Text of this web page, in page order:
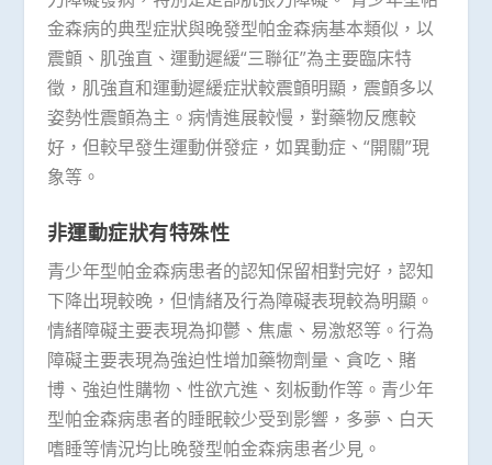
金森病的典型症狀與晚發型帕金森病基本類似，以
震顫、肌強直、運動遲緩“三聯征”為主要臨床特
徵，肌強直和運動遲緩症狀較震顫明顯，震顫多以
姿勢性震顫為主。病情進展較慢，對藥物反應較
好，但較早發生運動併發症，如異動症、“開關”現
象等。
非運動症狀有特殊性
青少年型帕金森病患者的認知保留相對完好，認知
下降出現較晚，但情緒及行為障礙表現較為明顯。
情緒障礙主要表現為抑鬱、焦慮、易激怒等。行為
障礙主要表現為強迫性增加藥物劑量、貪吃、賭
博、強迫性購物、性欲亢進、刻板動作等。青少年
型帕金森病患者的睡眠較少受到影響，多夢、白天
嗜睡等情況均比晚發型帕金森病患者少見。